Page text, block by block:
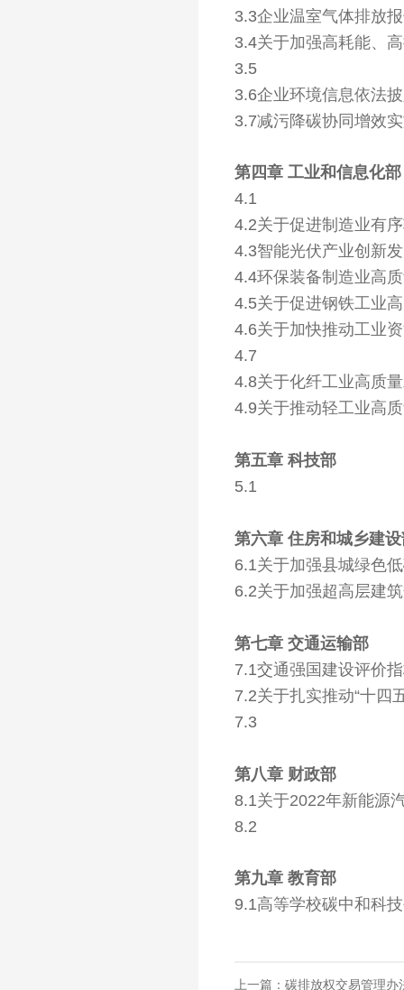
3.3企业温室气体排放
3.4关于加强高耗能、
3.5
3.6企业环境信息依法
3.7减污降碳协同增效
第四章 工业和信息化部
4.1
4.2关于促进制造业有
4.3智能光伏产业创新
4.4环保装备制造业高
4.5关于促进钢铁工业
4.6关于加快推动工业
4.7
4.8关于化纤工业高质
4.9关于推动轻工业高
第五章 科技部
5.1
第六章 住房和城乡建
6.1关于加强县城绿色
6.2关于加强超高层建
第七章 交通运输部
7.1交通强国建设评价
7.2关于扎实推动“十四
7.3
第八章 财政部
8.1关于2022年新能源
8.2
第九章 教育部
9.1高等学校碳中和科
上一篇：碳排放权交易管理办